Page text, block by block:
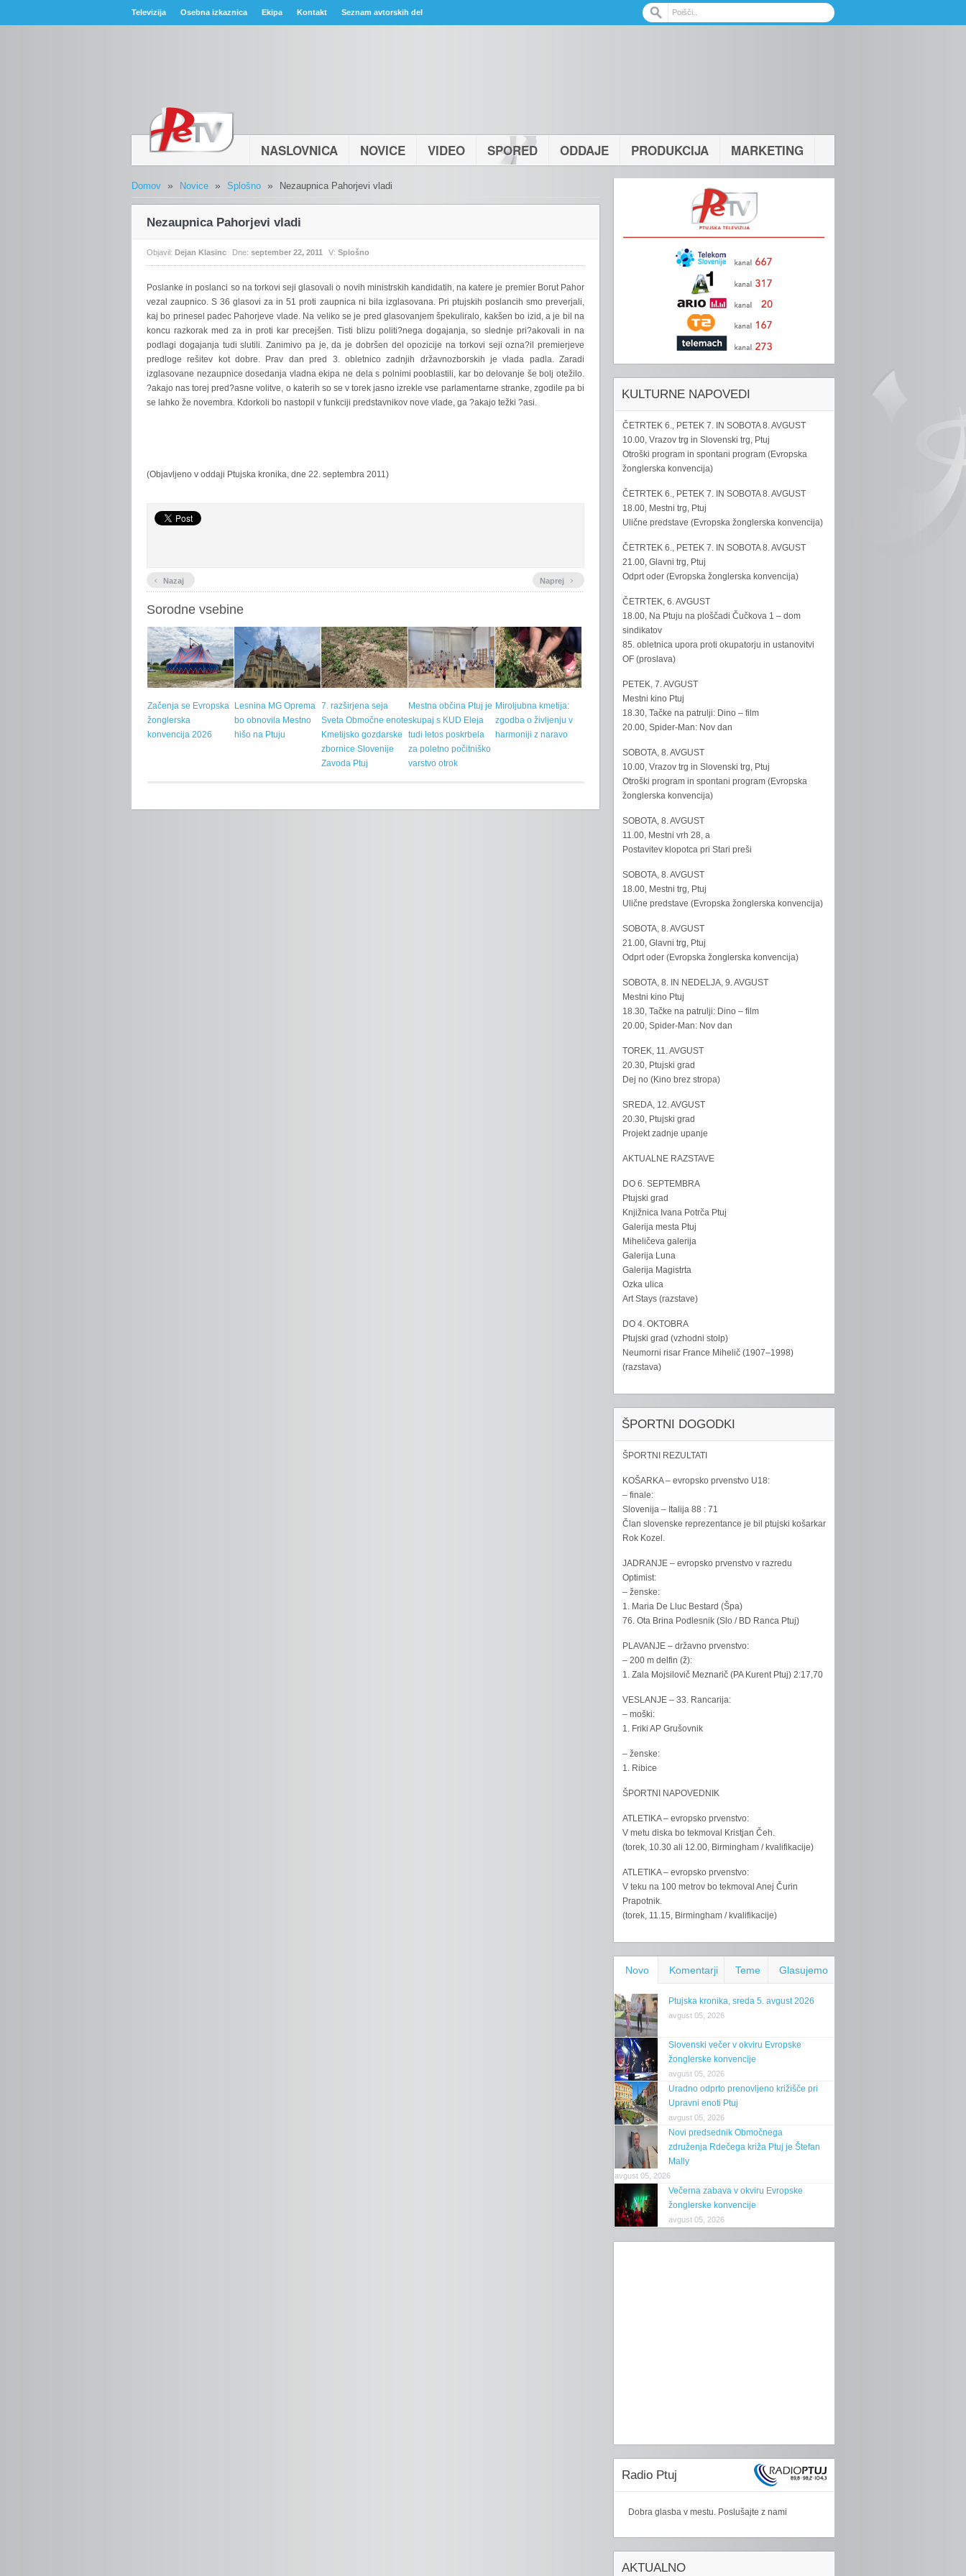
Televizija Osebna izkaznica Ekipa Kontakt Seznam avtorskih del
NASLOVNICA NOVICE VIDEO SPORED ODDAJE PRODUKCIJA MARKETING
Domov » Novice » Splošno » Nezaupnica Pahorjevi vladi
Nezaupnica Pahorjevi vladi
Objavil: Dejan Klasinc Dne: september 22, 2011 V: Splošno
Poslankein poslanci so na torkovi seji glasovali o novih ministrskih kandidatih, na katere je premier Borut Pahor
vezal zaupnico. S 36 glasovi za in 51 proti zaupnica ni bila izglasovana. Pri ptujskih poslancih smo preverjali,
kaj bo prinesel padec Pahorjeve vlade. Na veliko se je pred glasovanjem špekuliralo, kakšen bo izid, a je bil na
koncu razkorak med za in proti kar precejšen. Tisti blizu politi?nega dogajanja, so slednje pri?akovali in na
podlagi dogajanja tudi slutili. Zanimivo pa je, da je dobršen del opozicije na torkovi seji ozna?il premierjeve
predloge rešitev kot dobre. Prav dan pred 3. obletnico zadnjih državnozborskih je vlada padla. Zaradi
izglasovane nezaupnice dosedanja vladna ekipa ne dela s polnimi pooblastili, kar bo delovanje še bolj otežilo.
?akajo nas torej pred?asne volitve, o katerih so se v torek jasno izrekle vse parlamentarne stranke, zgodile pa bi
se lahko že novembra. Kdorkoli bo nastopil v funkciji predstavnikov nove vlade, ga ?akajo težki ?asi.
(Objavljeno v oddaji Ptujska kronika, dne 22. septembra 2011)
‹ Nazaj Naprej ›
Sorodne vsebine
Začenja se Evropska
žonglerska
konvencija 2026
Lesnina MG Oprema
bo obnovila Mestno
hišo na Ptuju
7. razširjena seja
Sveta Območne enote
Kmetijsko gozdarske
zbornice Slovenije
Zavoda Ptuj
Mestna občina Ptuj je
skupaj s KUD Eleja
tudi letos poskrbela
za poletno počitniško
varstvo otrok
Miroljubna kmetija:
zgodba o življenju v
harmoniji z naravo
KULTURNE NAPOVEDI
ČETRTEK 6., PETEK 7. IN SOBOTA 8. AVGUST
10.00, Vrazov trg in Slovenski trg, Ptuj
Otroški program in spontani program (Evropska
žonglerska konvencija)
ČETRTEK 6., PETEK 7. IN SOBOTA 8. AVGUST
18.00, Mestni trg, Ptuj
Ulične predstave (Evropska žonglerska konvencija)
ČETRTEK 6., PETEK 7. IN SOBOTA 8. AVGUST
21.00, Glavni trg, Ptuj
Odprt oder (Evropska žonglerska konvencija)
ČETRTEK, 6. AVGUST
18.00, Na Ptuju na ploščadi Čučkova 1 – dom
sindikatov
85. obletnica upora proti okupatorju in ustanovitvi
OF (proslava)
PETEK, 7. AVGUST
Mestni kino Ptuj
18.30, Tačke na patrulji: Dino – film
20.00, Spider-Man: Nov dan
SOBOTA, 8. AVGUST
10.00, Vrazov trg in Slovenski trg, Ptuj
Otroški program in spontani program (Evropska
žonglerska konvencija)
SOBOTA, 8. AVGUST
11.00, Mestni vrh 28, a
Postavitev klopotca pri Stari preši
SOBOTA, 8. AVGUST
18.00, Mestni trg, Ptuj
Ulične predstave (Evropska žonglerska konvencija)
SOBOTA, 8. AVGUST
21.00, Glavni trg, Ptuj
Odprt oder (Evropska žonglerska konvencija)
SOBOTA, 8. IN NEDELJA, 9. AVGUST
Mestni kino Ptuj
18.30, Tačke na patrulji: Dino – film
20.00, Spider-Man: Nov dan
TOREK, 11. AVGUST
20.30, Ptujski grad
Dej no (Kino brez stropa)
SREDA, 12. AVGUST
20.30, Ptujski grad
Projekt zadnje upanje
AKTUALNE RAZSTAVE
DO 6. SEPTEMBRA
Ptujski grad
Knjižnica Ivana Potrča Ptuj
Galerija mesta Ptuj
Miheličeva galerija
Galerija Luna
Galerija Magistrta
Ozka ulica
Art Stays (razstave)
DO 4. OKTOBRA
Ptujski grad (vzhodni stolp)
Neumorni risar France Mihelič (1907–1998)
(razstava)
ŠPORTNI DOGODKI
ŠPORTNI REZULTATI
KOŠARKA – evropsko prvenstvo U18:
– finale:
Slovenija – Italija 88 : 71
Član slovenske reprezentance je bil ptujski košarkar
Rok Kozel.
JADRANJE – evropsko prvenstvo v razredu
Optimist:
– ženske:
1. Maria De Lluc Bestard (Špa)
76. Ota Brina Podlesnik (Slo / BD Ranca Ptuj)
PLAVANJE – državno prvenstvo:
– 200 m delfin (ž):
1. Zala Mojsilovič Meznarič (PA Kurent Ptuj) 2:17,70
VESLANJE – 33. Rancarija:
– moški:
1. Friki AP Grušovnik
– ženske:
1. Ribice
ŠPORTNI NAPOVEDNIK
ATLETIKA – evropsko prvenstvo:
V metu diska bo tekmoval Kristjan Čeh.
(torek, 10.30 ali 12.00, Birmingham / kvalifikacije)
ATLETIKA – evropsko prvenstvo:
V teku na 100 metrov bo tekmoval Anej Čurin
Prapotnik.
(torek, 11.15, Birmingham / kvalifikacije)
Novo Komentarji Teme Glasujemo
Ptujska kronika, sreda 5. avgust 2026
avgust 05, 2026
Slovenski večer v okviru Evropske
žonglerske konvencije
avgust 05, 2026
Uradno odprto prenovljeno križišče pri
Upravni enoti Ptuj
avgust 05, 2026
Novi predsednik Območnega
združenja Rdečega križa Ptuj je Štefan
Mally
avgust 05, 2026
Večerna zabava v okviru Evropske
žonglerske konvencije
avgust 05, 2026
Radio Ptuj
Dobra glasba v mestu. Poslušajte z nami
AKTUALNO